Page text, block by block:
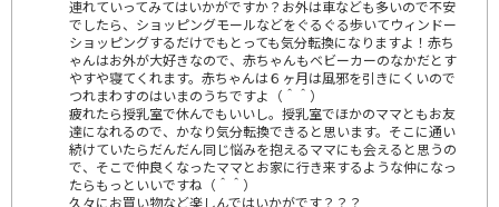
連れていってみてはいかがですか？お外は車なども多いので不安
でしたら、ショッピングモールなどをぐるぐる歩いてウィンドー
ショッピングするだけでもとっても気分転換になりますよ！赤ち
ゃんはお外が大好きなので、赤ちゃんもベビーカーのなかだとす
やすや寝てくれます。赤ちゃんは６ヶ月は風邪を引きにくいので
つれまわすのはいまのうちですよ（＾＾）
疲れたら授乳室で休んでもいいし。授乳室でほかのママともお友
達になれるので、かなり気分転換できると思います。そこに通い
続けていたらだんだん同じ悩みを抱えるママにも会えると思うの
で、そこで仲良くなったママとお家に行き来するような仲になっ
たらもっといいですね（＾＾）
久々にお買い物など楽しんではいかがです？？？